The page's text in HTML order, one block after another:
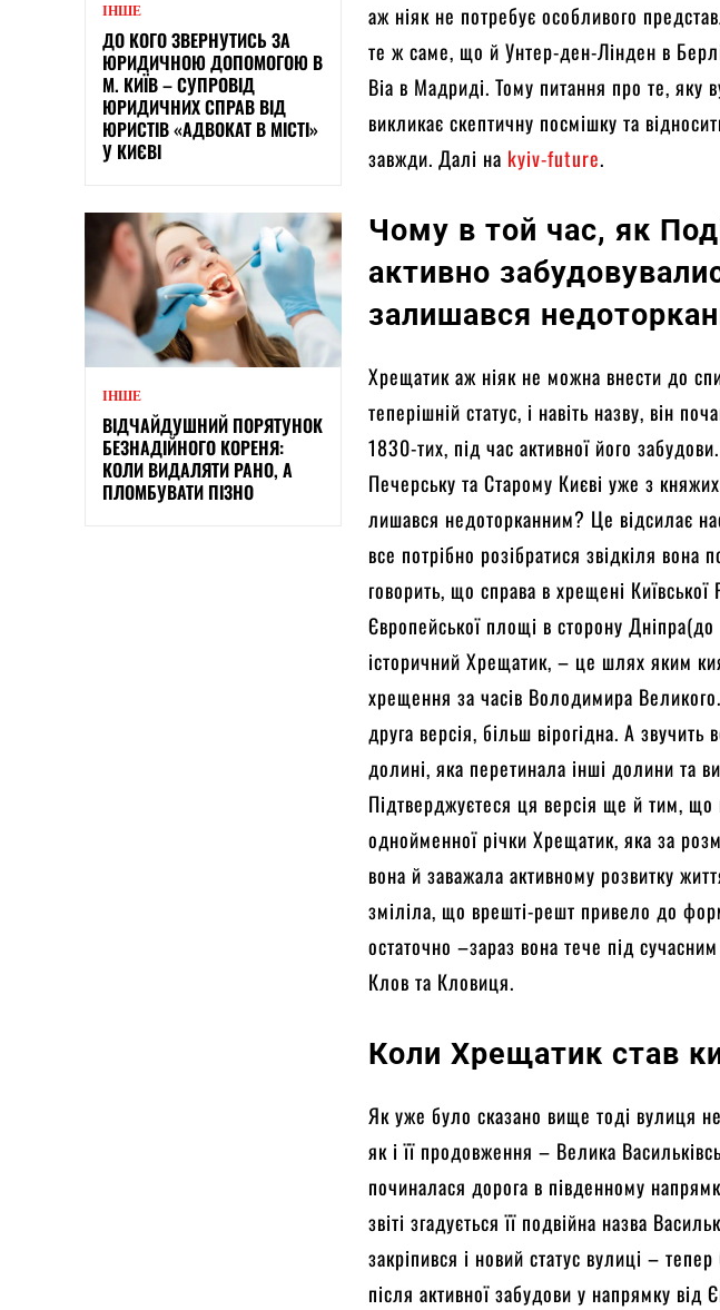
ІНШЕ
ДО КОГО ЗВЕРНУТИСЬ ЗА
ЮРИДИЧНОЮ ДОПОМОГОЮ В
М. КИЇВ – СУПРОВІД
ЮРИДИЧНИХ СПРАВ ВІД
ЮРИСТІВ «АДВОКАТ В МІСТІ»
У КИЄВІ
ІНШЕ
ВІДЧАЙДУШНИЙ ПОРЯТУНОК
БЕЗНАДІЙНОГО КОРЕНЯ:
КОЛИ ВИДАЛЯТИ РАНО, А
ПЛОМБУВАТИ ПІЗНО
аж ніяк не потребує особливого
те ж саме, що й Унтер-ден-Лінден в
Віа в Мадриді. Тому питання про те, яку
викликає скептичну посмішку та
завжди. Далі на kyiv-future.
Чому в той час, як
активно
залишався
Хрещатик аж ніяк не можна внести до
теперішній статус, і навіть назву, він
1830-тих, під час активної його
Печерську та Старому Києві уже з
лишався недоторканним? Це відсилає
все потрібно розібратися звідкіля вона
говорить, що справа в хрещені
Європейської площі в сторону
історичний Хрещатик, – це шлях яким
хрещення за часів Володимира
друга версія, більш вірогідна. А
долині, яка перетинала інші долини та
Підтверджуєтеся ця версія ще й тим,
однойменної річки Хрещатик, яка за
вона й заважала активному розвитку
зміліла, що врешті-решт привело до
остаточно –зараз вона тече під
Клов та Кловиця.
Коли Хрещатик став
Як уже було сказано вище тоді вулиця
як і її продовження – Велика
починалася дорога в південному
звіті згадується її подвійна назва
закріпився і новий статус вулиці –
після активної забудови у напрямку